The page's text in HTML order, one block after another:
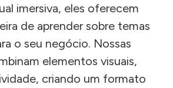
imersiva, eles oferecem
de aprender sobre temas
o seu negócio. Nossas
elementos visuais,
criando um formato